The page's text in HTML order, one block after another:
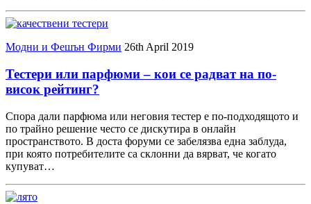
Модни и Фешън Фирми 26th April 2019
Тестери или парфюми – кои се радват на по-
висок рейтинг?
Спора дали парфюма или неговия тестер е по-подходящото и
по трайно решение често се дискутира в онлайн
пространството. В доста форуми се забелязва една заблуда,
при която потребителите са склонни да вярват, че когато
купуват…